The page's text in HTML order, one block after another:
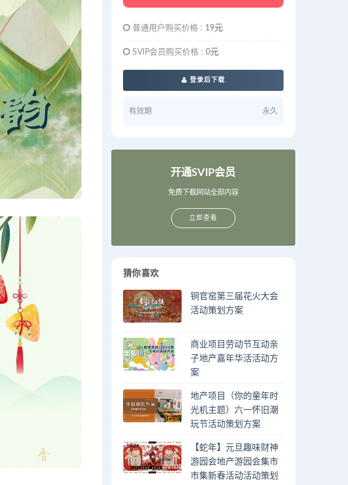
普通用户购买价格 : 19元
SVIP会员购买价格 : 0元
登录后下载
有效期 永久
开通SVIP会员
免费下载网站全部内容
立即查看
猜你喜欢
铜官窑第三届花火大会
活动策划方案
商业项目劳动节互动亲
子地产嘉年华活活动方
案
地产项目（你的童年时
光机主题）六一怀旧潮
玩节活动策划方案
【蛇年】元旦趣味财神
游园会地产游园会集市
市集新春活动活动策划